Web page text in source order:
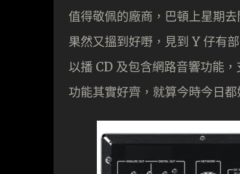
值得敬佩的廠商，巴頓上星期
果然又搵到好嘢，見到 Y 仔有
以播 CD 及包含網路音響功能
功能其實好齊，就算今時今日都